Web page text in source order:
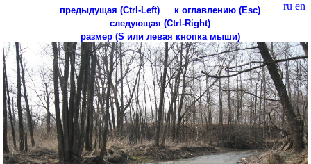
ru en
предыдущая (Ctrl-Left)
к оглавлению (Esc)
следующая (Ctrl-Right)
размер (S или левая кнопка мыши)